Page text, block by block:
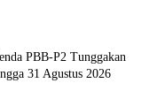
PBB-P2 Tunggakan
31 Agustus 2026